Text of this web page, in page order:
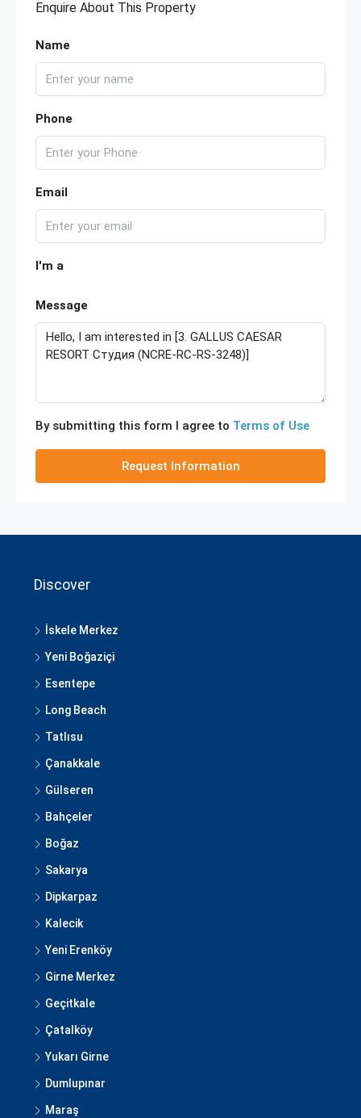
Enquire About This Property
Name
Phone
Email
I'm a
Message
By submitting this form I agree to Terms of Use
Request Information
Discover
İskele Merkez
Yeni Boğaziçi
Esentepe
Long Beach
Tatlısu
Çanakkale
Gülseren
Bahçeler
Boğaz
Sakarya
Dipkarpaz
Kalecik
Yeni Erenköy
Girne Merkez
Geçitkale
Çatalköy
Yukarı Girne
Dumlupınar
Maraş